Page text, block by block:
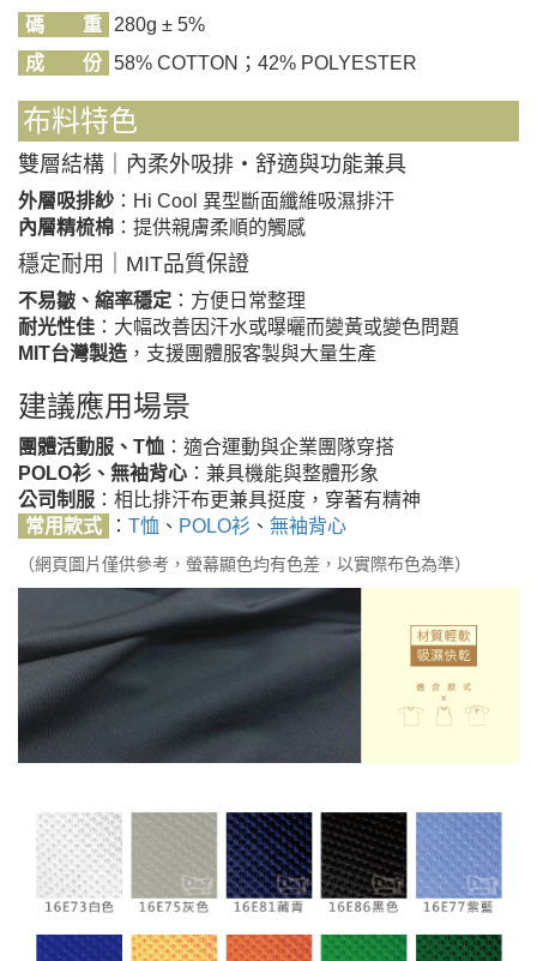
碼 重
280g ± 5%
成 份 58% COTTON；42% POLYESTER
布料特色
雙層結構｜內柔外吸排・舒適與功能兼具
外層吸排紗 ：Hi Cool 異型斷面纖維吸濕排汗
內層精梳棉 ：提供親膚柔順的觸感
穩定耐用｜MIT品質保證
不易皺、縮率穩定 ：方便日常整理
耐光性佳 ：大幅改善因汗水或曝曬而變黃或變色問題
MIT台灣製造 ，支援團體服客製與大量生產
建議應用場景
團體活動服、T恤 ：適合運動與企業團隊穿搭
POLO衫、無袖背心 ：兼具機能與整體形象
公司制服 ：相比排汗布更兼具挺度，穿著有精神
常用款式
： T恤 、 POLO衫 、 無袖背心
（網頁圖片僅供參考，螢幕顯色均有色差，以實際布色為準）